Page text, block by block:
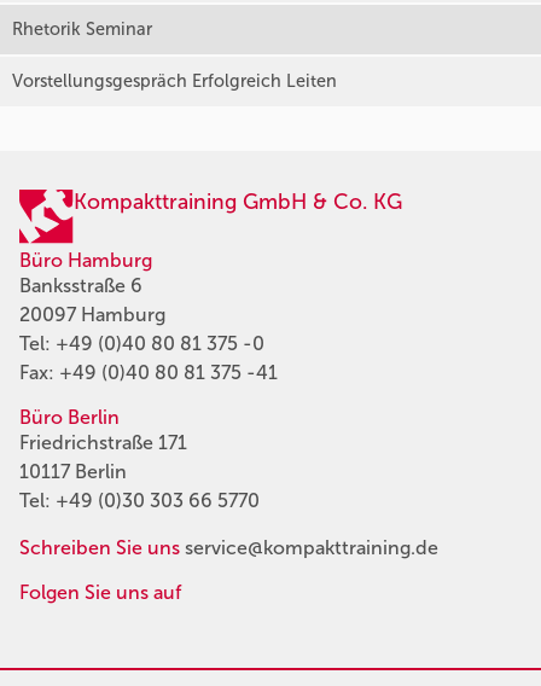
Rhetorik Seminar
Vorstellungsgespräch Erfolgreich Leiten
Kompakttraining GmbH & Co. KG
Büro Hamburg
Banksstraße 6
20097 Hamburg
Tel: +49 (0)40 80 81 375 -0
Fax: +49 (0)40 80 81 375 -41
Büro Berlin
Friedrichstraße 171
10117 Berlin
Tel: +49 (0)30 303 66 5770
Schreiben Sie uns service@kompakttraining.de
Folgen Sie uns auf